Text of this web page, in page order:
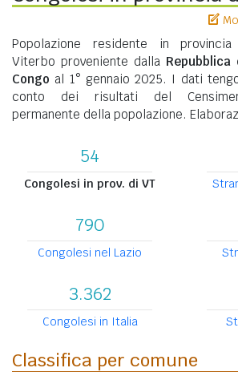
Popolazione residente in
Viterbo proveniente dalla Repubblica
Congo al 1° gennaio 2025. I dati
conto dei risultati del
permanente della popolazione.
54
Congolesi in prov. di VT
790
Congolesi nel Lazio
3.362
Congolesi in Italia
Classifica per comune